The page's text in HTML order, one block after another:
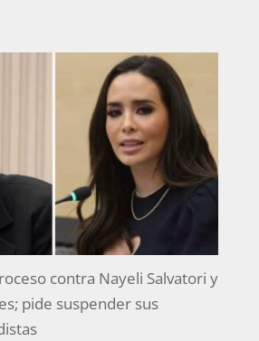
contra Nayeli Salvatori y
pide suspender sus